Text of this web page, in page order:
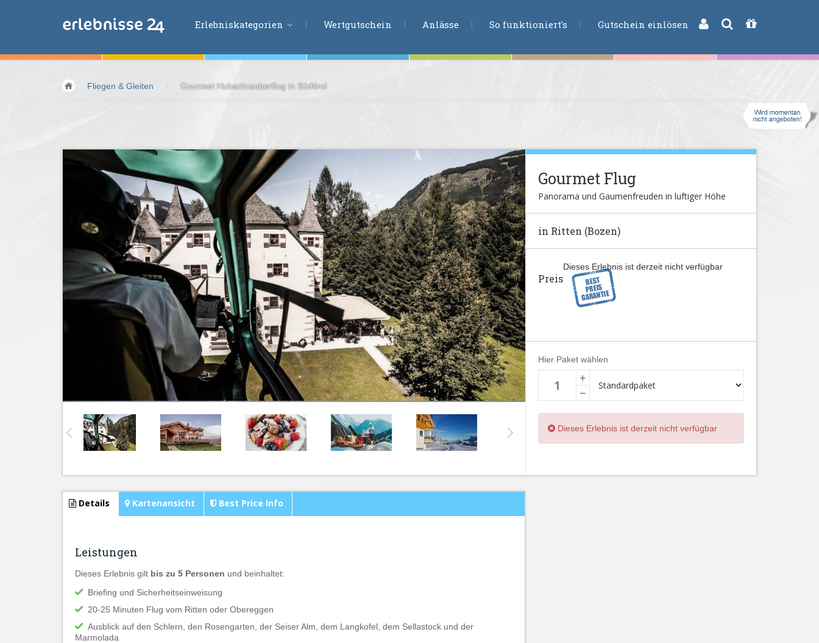
Erlebniskategorien
Fliegen &Gleiten
Sport &Fitness
Essen &
Trinken
Wellness & Gesundheit
Wasser &Wind
Lifestyle &Phantasie
Kids &Family
Übernachtungen
Wertgutschein Anlässe So funktioniert's Gutschein einlösen
Fliegen & Gleiten / Gourmet Hubschrauberflug in Südtirol
Gourmet Flug
Panorama und Gaumenfreuden in luftiger Höhe
in Ritten (Bozen)
Dieses Erlebnis ist derzeit nicht verfügbar
Preis
Hier Paket wählen
+
−
Dieses Erlebnis ist derzeit nicht verfügbar
Details Kartenansicht Best Price Info
Leistungen
Dieses Erlebnis gilt bis zu 5 Personen und beinhaltet:
Briefing und Sicherheitseinweisung
20-25 Minuten Flug vom Ritten oder Obereggen
Ausblick auf den Schlern, den Rosengarten, der Seiser Alm, dem Langkofel, dem Sellastock und der
Marmolada